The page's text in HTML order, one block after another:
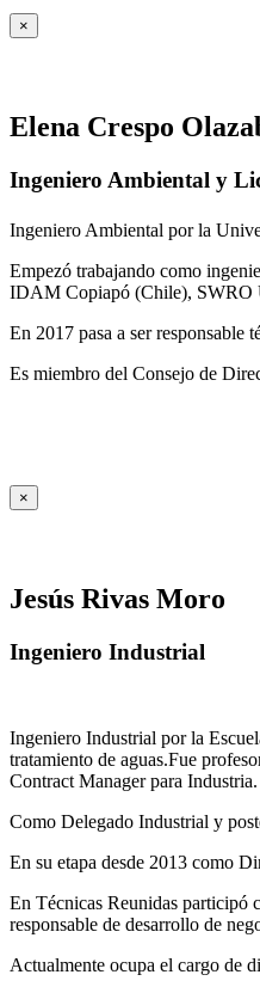
×
Elena Crespo
Ingeniero Ambiental y
Ingeniero Ambiental por la
Empezó trabajando como
IDAM Copiapó (Chile), SWRO
En 2017 pasa a ser responsable
Es miembro del Consejo de
×
Jesús Rivas Moro
Ingeniero Industrial
Ingeniero Industrial por la
tratamiento de aguas.Fue
Contract Manager para
Como Delegado Industrial y
En su etapa desde 2013 como
En Técnicas Reunidas participó
responsable de desarrollo de
Actualmente ocupa el cargo de